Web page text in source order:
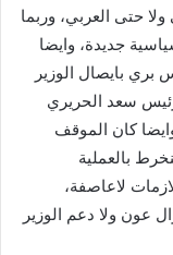
حتى العربي، وربما
جديدة، وايضا
بري بايصال الوزير
سعد الحريري
كان الموقف
بالعملية
لاعاصفة،
عون ولا دعم الوزير